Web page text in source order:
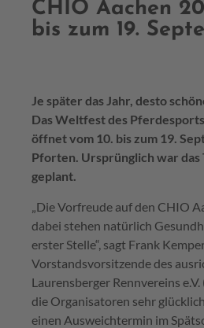
CHIO Aachen
bis zum 19.
Je später das Jahr, desto
Das Weltfest des
öffnet vom 10. bis zum 19.
Pforten. Ursprünglich war das
geplant.
„Die Vorfreude auf den CHIO
dabei stehen natürlich
erster Stelle“, sagt Frank
Vorstandsvorsitzende des
Laurensberger Rennvereins
die Organisatoren sehr
einen Ausweichtermin im